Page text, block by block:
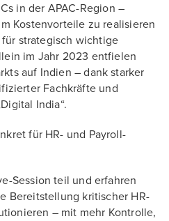
in der APAC-Region –
Kostenvorteile zu realisieren
strategisch wichtige
im Jahr 2023 entfielen
auf Indien – dank starker
Fachkräfte und
India“.
für HR- und Payroll-
Session teil und erfahren
Bereitstellung kritischer HR-
– mit mehr Kontrolle,